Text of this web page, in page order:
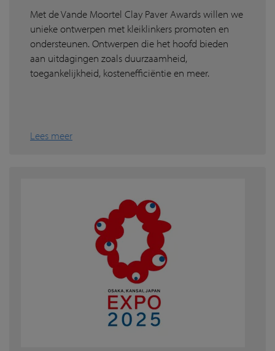
Met de Vande Moortel Clay Paver Awards willen we
unieke ontwerpen met kleiklinkers promoten en
ondersteunen. Ontwerpen die het hoofd bieden
aan uitdagingen zoals duurzaamheid,
toegankelijkheid, kostenefficiëntie en meer.
Lees meer